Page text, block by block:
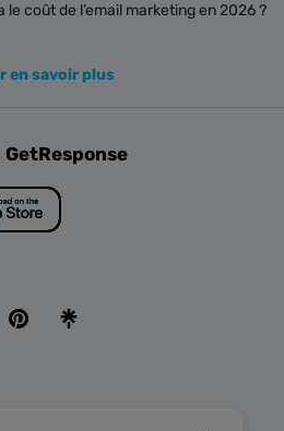
le coût de l’email marketing en 2026 ?
en savoir plus